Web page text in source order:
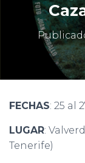
FECHAS: 25 al
LUGAR:
Tenerife)